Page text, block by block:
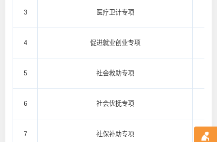
3 医疗卫计专项
4 促进就业创业专项
5 社会救助专项
6 社会优抚专项
7 社保补助专项